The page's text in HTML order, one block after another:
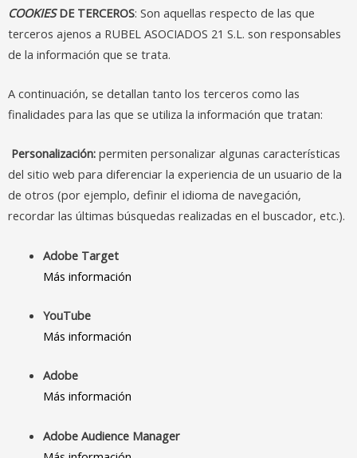
COOKIESDE TERCEROS: Son aquellas respecto de las que
terceros ajenos a RUBEL ASOCIADOS 21 S.L. son responsables
de la información que se trata.
A continuación, se detallan tanto los terceros como las
finalidades para las que se utiliza la información que tratan:
Personalización: permiten personalizar algunas características
del sitio web para diferenciar la experiencia de un usuario de la
de otros (por ejemplo, definir el idioma de navegación,
recordar las últimas búsquedas realizadas en el buscador, etc.).
Adobe Target
Más información
YouTube
Más información
Adobe
Más información
Adobe Audience Manager